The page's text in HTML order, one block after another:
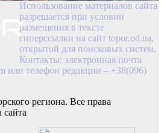
Использование материалов сайта
разрешается при условии
размещения в тексте
гиперссылки на сайт topor.od.ua,
открытой для поисковых систем.
Контакты: электронная почта
или телефон редакции – +38(096)
региона. Все права
сайта